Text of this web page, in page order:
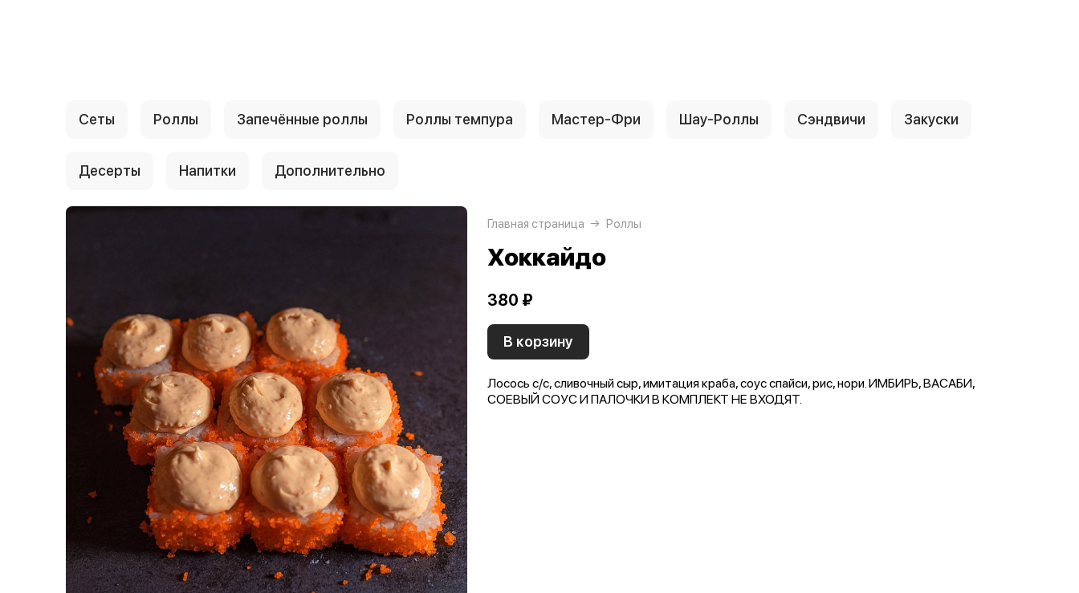
Сеты Роллы Запечённые роллы Роллы темпура Мастер-Фри Шау-Роллы Сэндвичи Закуски
Десерты Напитки Дополнительно
Главная страница Роллы
Хоккайдо
380 ₽
В корзину
Лосось с/с, сливочный сыр, имитация краба, соус спайси, рис, нори. ИМБИРЬ, ВАСАБИ,
СОЕВЫЙ СОУС И ПАЛОЧКИ В КОМПЛЕКТ НЕ ВХОДЯТ.